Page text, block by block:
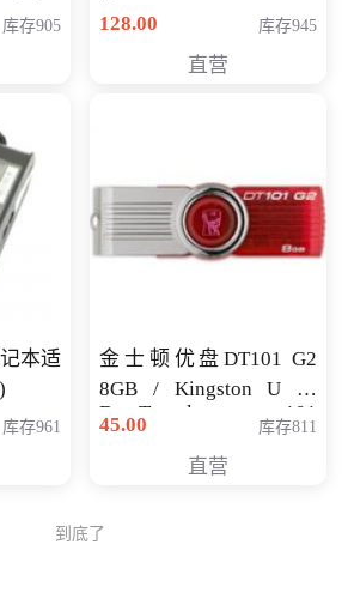
库存905
128.00
库存945
直营
本适
库存961
金士顿优盘DT101 G2
8GB / Kingston U 盘
DataTraveler 101
Generati
45.00 库存811
直营
到底了